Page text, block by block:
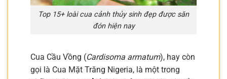
Top 15+ loài cua cảnh thủy sinh đẹp được săn
đón hiện nay
Cua Cầu Vồng (Cardisoma armatum), hay còn
gọi là Cua Mặt Trăng Nigeria, là một trong